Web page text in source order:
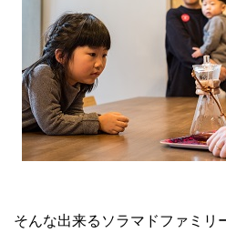
そんな出来るソラマドファミリ